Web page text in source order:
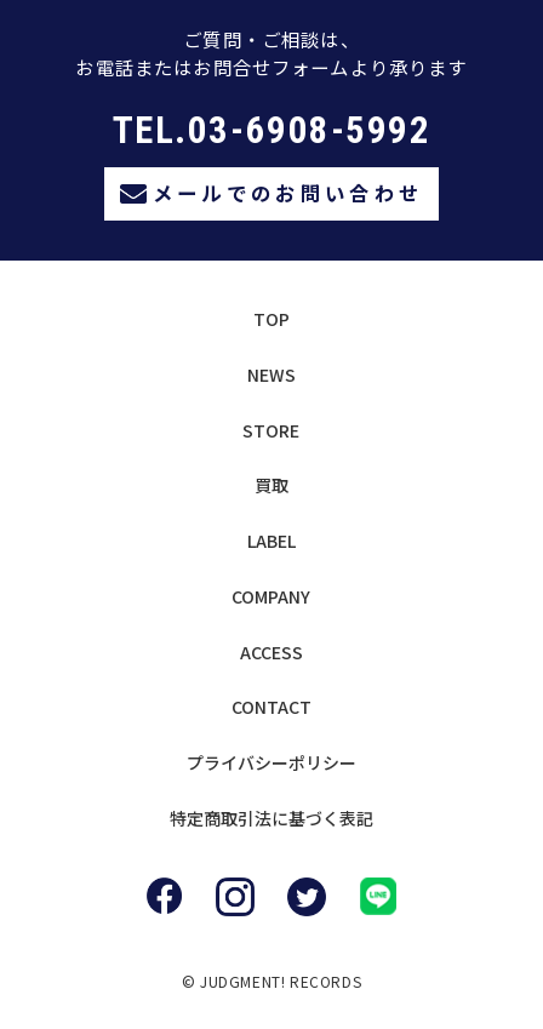
ご質問・ご相談は、
お電話またはお問合せフォームより承ります
TEL.03-6908-5992
メールでのお問い合わせ
TOP
NEWS
STORE
買取
LABEL
COMPANY
ACCESS
CONTACT
プライバシーポリシー
特定商取引法に基づく表記
© JUDGMENT! RECORDS